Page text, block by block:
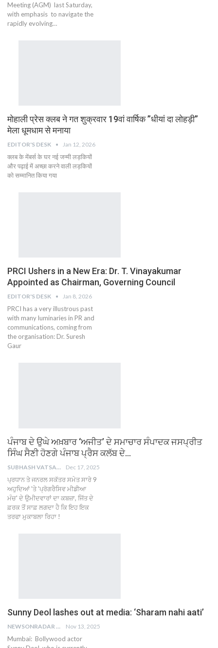
Meeting (AGM) last Saturday,
with emphasis to navigate the
rapidly evolving…
मोहाली प्रेस क्लब ने गत शुक्रवार 19वां वार्षिक ”धीयां दा लोहड़ी”
मेला धूमधाम से मनाया
EDITOR'S DESK Jan 12, 2026
क्लब के मेंबर्स के घर नई जन्मी लड़कियों
और पढ़ाई में अच्छा करने वाली लड़कियों
को सम्मानित किया गया
PRCI Ushers in a New Era: Dr. T. Vinayakumar
Appointed as Chairman, Governing Council
EDITOR'S DESK Jan 8, 2026
PRCI has a very illustrous past
with many luminaries in PR and
communications, coming from
the organisation: Dr. Suresh
Gaur
ਪੰਜਾਬ ਦੇ ਉਘੇ ਅਖ਼ਬਾਰ ‘ਅਜੀਤ’ ਦੇ ਸਮਾਚਾਰ ਸੰਪਾਦਕ ਜਸਪ੍ਰੀਤ
ਸਿੰਘ ਸੈਣੀ ਹੋਣਗੇ ਪੰਜਾਬ ਪ੍ਰੈਸ ਕਲੱਬ ਦੇ…
SUBHASH VATSAIN Dec 17, 2025
ਪ੍ਰਧਾਨ ਤੇ ਜਨਰਲ ਸਕੱਤਰ ਸਮੇਤ ਸਾਰੇ 9
ਅਹੁਦਿਆਂ 'ਤੇ 'ਪ੍ਰੋਗਰੈਸਿਵ ਮੀਡੀਆ
ਮੰਚ' ਦੇ ਉਮੀਦਵਾਰਾਂ ਦਾ ਕਬਜ਼ਾ, ਜਿੱਤ ਦੇ
ਫ਼ਰਕ ਤੋਂ ਸਾਫ਼ ਲਗਦਾ ਹੈ ਕਿ ਇਹ ਇਕ
ਤਰਫਾ ਮੁਕਾਬਲਾ ਰਿਹਾ !
Sunny Deol lashes out at media: ‘Sharam nahi aati’
NEWSONRADAR BUREAU Nov 13, 2025
Mumbai: Bollywood actor